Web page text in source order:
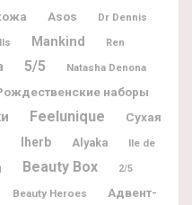
Asos
Dr Dennis
Mankind Ren
5/5 Natasha Denona
наборы
Feelunique
Сухая
Iherb Alyaka
Ile de
Beauty Box 2/5
Beauty Heroes
Адвент-